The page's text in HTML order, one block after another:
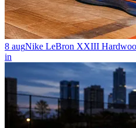
8 augNike LeBron XXIII
in